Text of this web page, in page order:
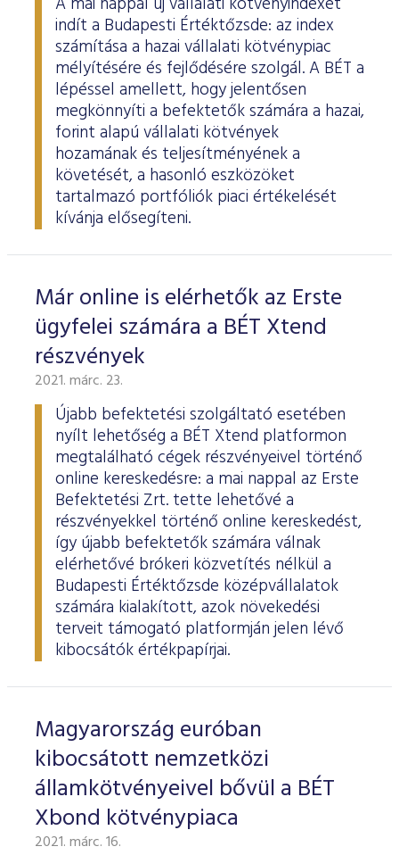
indít a Budapesti Értéktőzsde: az index
számítása a hazai vállalati kötvénypiac
mélyítésére és fejlődésére szolgál. A BÉT a
lépéssel amellett, hogy jelentősen
megkönnyíti a befektetők számára a hazai,
forint alapú vállalati kötvények
hozamának és teljesítményének a
követését, a hasonló eszközöket
tartalmazó portfóliók piaci értékelését
kívánja elősegíteni.
Már online is elérhetők az Erste
ügyfelei számára a BÉT Xtend
részvények
2021. márc. 23.
Újabb befektetési szolgáltató esetében
nyílt lehetőség a BÉT Xtend platformon
megtalálható cégek részvényeivel történő
online kereskedésre: a mai nappal az Erste
Befektetési Zrt. tette lehetővé a
részvényekkel történő online kereskedést,
így újabb befektetők számára válnak
elérhetővé brókeri közvetítés nélkül a
Budapesti Értéktőzsde középvállalatok
számára kialakított, azok növekedési
terveit támogató platformján jelen lévő
kibocsátók értékpapírjai.
Magyarország euróban
kibocsátott nemzetközi
államkötvényeivel bővül a BÉT
Xbond kötvénypiaca
2021. márc. 16.